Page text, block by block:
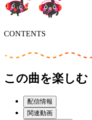
CONTENTS
この曲を楽しむ
配信情報
関連動画